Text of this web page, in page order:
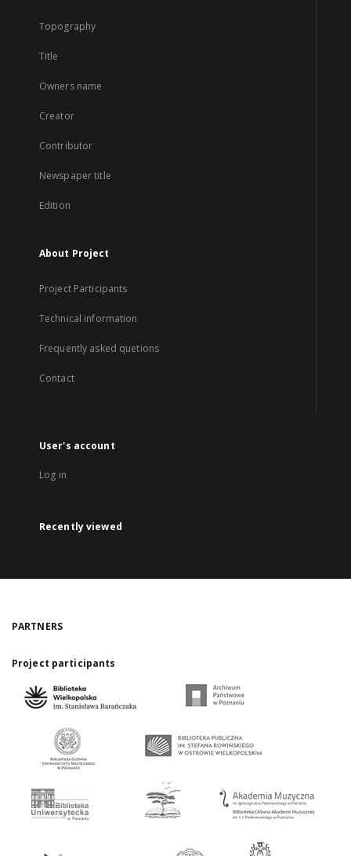
Topography
Title
Owners name
Creator
Contributor
Newspaper title
Edition
About Project
Project Participants
Technical information
Frequently asked quetions
Contact
User's account
Log in
Recently viewed
PARTNERS
Project participants